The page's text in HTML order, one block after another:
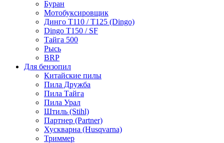
Буран
Мотобуксировщик
Динго T110 / T125 (Dingo)
Dingo T150 / SF
Тайга 500
Рысь
BRP
Для бензопил
Китайские пилы
Пила Дружба
Пила Тайга
Пила Урал
Штиль (Stihl)
Партнер (Partner)
Хускварна (Husqvarna)
Триммер